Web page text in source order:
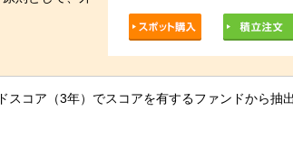
コア（3年）でスコアを有するファンドから抽